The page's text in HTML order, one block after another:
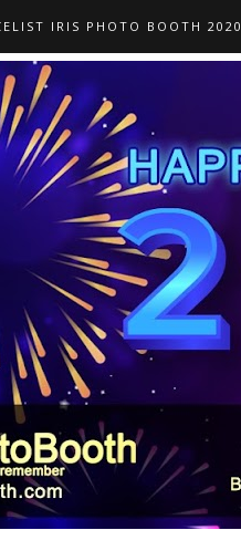
IRIS PHOTO BOOTH 2020